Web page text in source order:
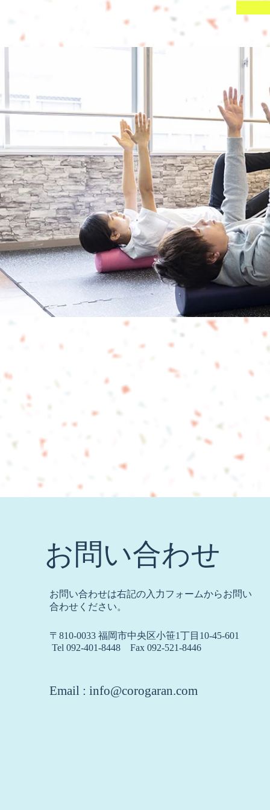
お問い合わせ
お問い合わせは右記の入力フォームからお問い
合わせください。
〒810-0033 福岡市中央区小笹1丁目10-45-601
Tel 092-401-8448 Fax 092-521-8446
Email : info@corogaran.com